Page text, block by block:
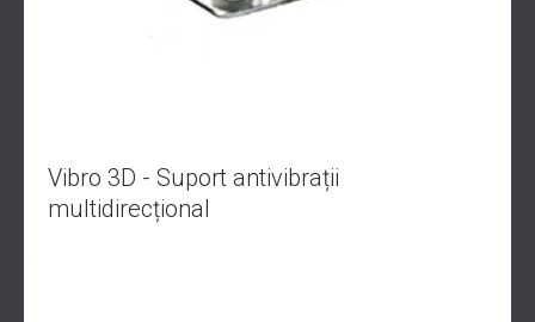
Vibro 3D - Suport antivibrații
multidirecțional